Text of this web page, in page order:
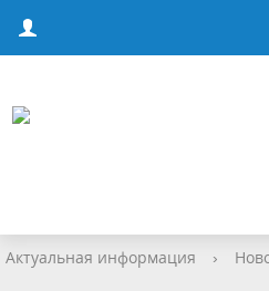
Актуальная информация ›